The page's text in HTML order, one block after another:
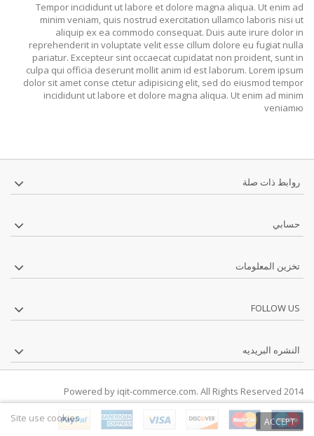
Tempor incididunt ut labore et dolore magna aliqua. Ut enim ad
minim veniam, quis nostrud exercitation ullamco laboris nisi ut
aliquip ex ea commodo consequat. Duis aute irure dolor in
reprehenderit in voluptate velit esse cillum dolore eu fugiat nulla
pariatur. Excepteur sint occaecat cupidatat non proident, sunt in
culpa qui officia deserunt mollit anim id est laborum. Lorem ipsum
dolor sit amet conse ctetur adipisicing elit, sed do eiusmod tempor
incididunt ut labore et dolore magna aliqua. Ut enim ad minim
veniamю
روابط ذات صلة
حسابي
تخزين المعلومات
FOLLOW US
النشره البريديه
2014 Powered by iqit-commerce.com. All Rights Reserved
ACCEPT
Site use cookies